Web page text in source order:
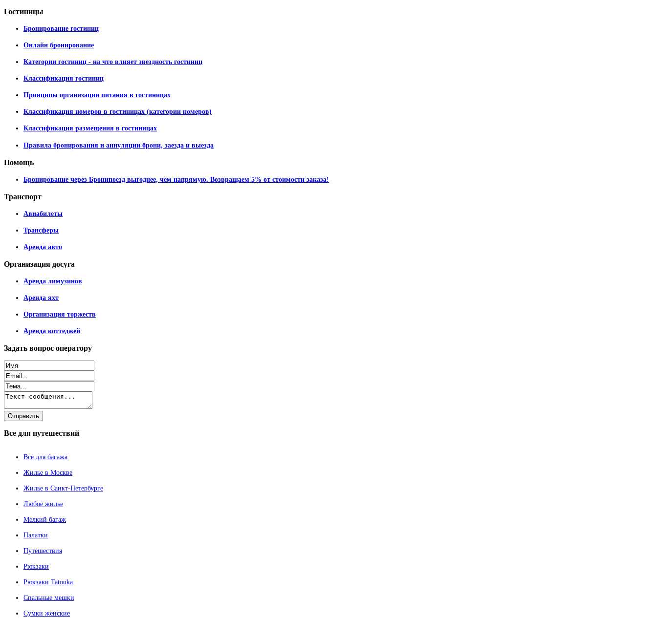
Гостиницы
Бронирование гостиниц
Онлайн бронирование
Категории гостиниц - на что влияет звездность гостиниц
Классификация гостиниц
Принципы организации питания в гостиницах
Классификация номеров в гостиницах (категории номеров)
Классификация размещения в гостиницах
Правила бронирования и аннуляции брони, заезда и выезда
Помощь
Бронирование через Бронипоезд выгоднее, чем напрямую. Возвращаем 5% от стоимости заказа!
Транспорт
Авиабилеты
Трансферы
Аренда авто
Организация досуга
Аренда лимузинов
Аренда яхт
Организация торжеств
Аренда коттеджей
Задать вопрос оператору
Все для путешествий
Все для багажа
Жилье в Москве
Жилье в Санкт-Петербурге
Любое жилье
Мелкий багаж
Палатки
Путешествия
Рюкзаки
Рюкзаки Tatonka
Спальные мешки
Сумки женские